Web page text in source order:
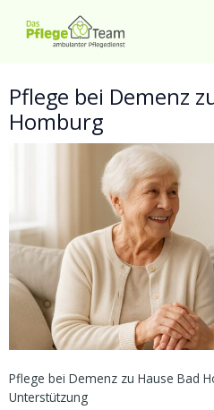
Inhalt
Pflege bei Demenz
Homburg
Pflege bei Demenz zu Hause Bad
Unterstützung